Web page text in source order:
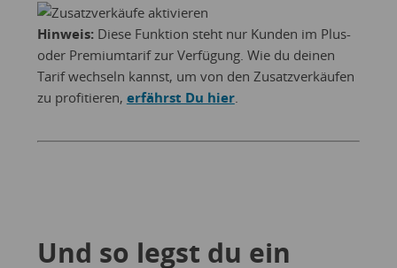
Hinweis:Diese Funktion steht nur Kunden im Plus-
oder Premiumtarif zur Verfügung. Wie du deinen
Tarif wechseln kannst, um von den Zusatzverkäufen
zu profitieren, erfährst Du hier.
Und so legst du ein